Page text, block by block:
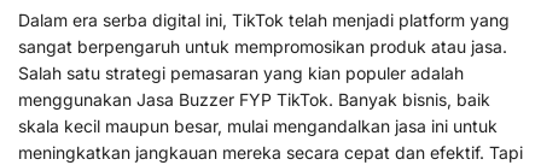
Dalam era serba digital ini, TikTok telah menjadi platform yang
sangat berpengaruh untuk mempromosikan produk atau jasa.
Salah satu strategi pemasaran yang kian populer adalah
menggunakan Jasa Buzzer FYP TikTok. Banyak bisnis, baik
skala kecil maupun besar, mulai mengandalkan jasa ini untuk
meningkatkan jangkauan mereka secara cepat dan efektif. Tapi